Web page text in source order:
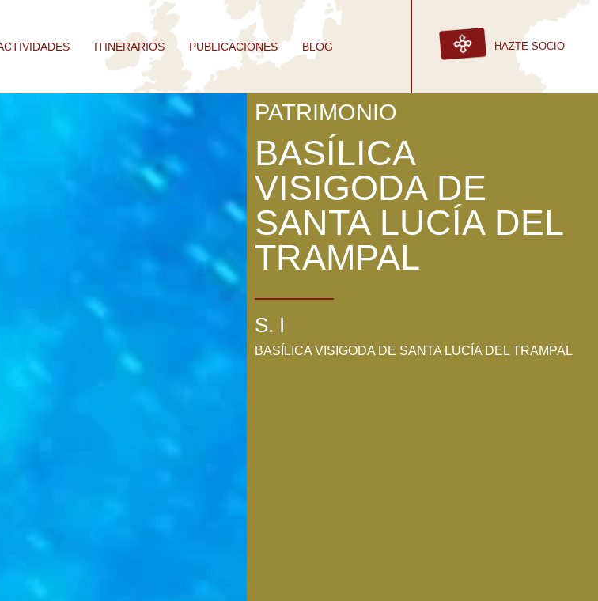
ITINERARIOS PUBLICACIONES BLOG HAZTE SOCIO
PATRIMONIO
BASÍLICA
VISIGODA DE
SANTA LUCÍA DEL
TRAMPAL
S. I
BASÍLICA VISIGODA DE SANTA LUCÍA DEL TRAMPAL